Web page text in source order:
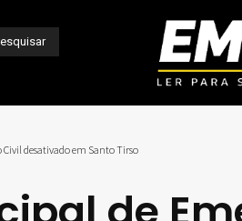
desativado em Santo Tirso